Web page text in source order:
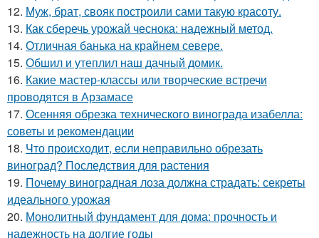
12. Муж, брат, свояк построили сами такую красоту.
13. Как сберечь урожай чеснока: надежный метод.
14. Отличная банька на крайнем севере.
15. Обшил и утеплил наш дачный домик.
16. Какие мастер-классы или творческие встречи
проводятся в Арзамасе
17. Осенняя обрезка технического винограда изабелла:
советы и рекомендации
18. Что происходит, если неправильно обрезать
виноград? Последствия для растения
19. Почему виноградная лоза должна страдать: секреты
идеального урожая
20. Монолитный фундамент для дома: прочность и
надежность на долгие годы